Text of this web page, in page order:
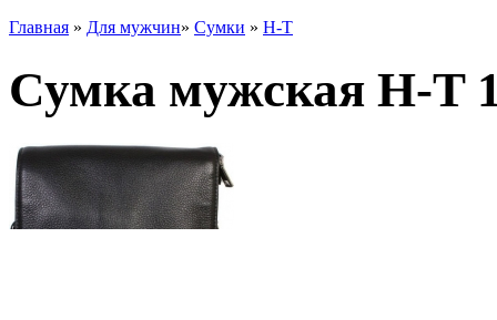
Главная » Для мужчин» Сумки » H-T
Сумка мужская H-T